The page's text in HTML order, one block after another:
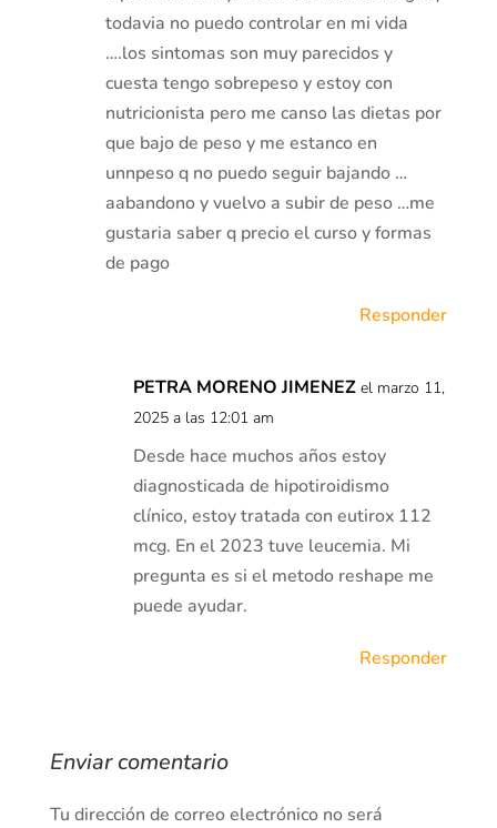
todavia no puedo controlar en mi vida
….los sintomas son muy parecidos y
cuesta tengo sobrepeso y estoy con
nutricionista pero me canso las dietas por
que bajo de peso y me estanco en
unnpeso q no puedo seguir bajando …
aabandono y vuelvo a subir de peso …me
gustaria saber q precio el curso y formas
de pago
Responder
PETRA MORENO JIMENEZ el marzo 11,
2025 a las 12:01 am
Desde hace muchos años estoy
diagnosticada de hipotiroidismo
clínico, estoy tratada con eutirox 112
mcg. En el 2023 tuve leucemia. Mi
pregunta es si el metodo reshape me
puede ayudar.
Responder
Enviar comentario
Tu dirección de correo electrónico no será